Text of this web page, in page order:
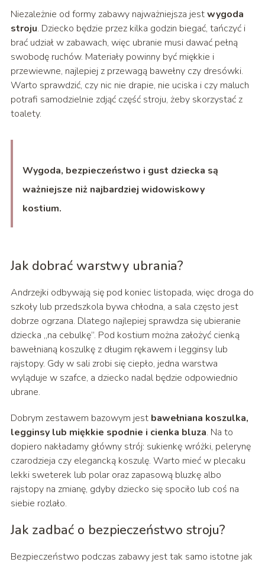
Niezależnie od formy zabawy najważniejsza jestwygoda
stroju. Dziecko będzie przez kilka godzin biegać, tańczyć i
brać udział w zabawach, więc ubranie musi dawać pełną
swobodę ruchów. Materiały powinny być miękkie i
przewiewne, najlepiej z przewagą bawełny czy dresówki.
Warto sprawdzić, czy nic nie drapie, nie uciska i czy maluch
potrafi samodzielnie zdjąć część stroju, żeby skorzystać z
toalety.
Wygoda, bezpieczeństwo i gust dziecka są
ważniejsze niż najbardziej widowiskowy
kostium.
Jak dobrać warstwy ubrania?
Andrzejki odbywają się pod koniec listopada, więc droga do
szkoły lub przedszkola bywa chłodna, a sala często jest
dobrze ogrzana. Dlatego najlepiej sprawdza się ubieranie
dziecka „na cebulkę”. Pod kostium można założyć cienką
bawełnianą koszulkę z długim rękawem i legginsy lub
rajstopy. Gdy w sali zrobi się ciepło, jedna warstwa
wyląduje w szafce, a dziecko nadal będzie odpowiednio
ubrane.
Dobrym zestawem bazowym jest bawełniana koszulka,
legginsy lub miękkie spodnie i cienka bluza. Na to
dopiero nakładamy główny strój: sukienkę wróżki, pelerynę
czarodzieja czy elegancką koszulę. Warto mieć w plecaku
lekki sweterek lub polar oraz zapasową bluzkę albo
rajstopy na zmianę, gdyby dziecko się spociło lub coś na
siebie rozlało.
Jak zadbać o bezpieczeństwo stroju?
Bezpieczeństwo podczas zabawy jest tak samo istotne jak